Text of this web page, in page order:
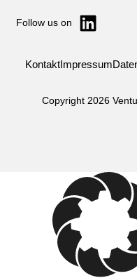
Follow us on
Kontakt Impressum
Copyright 2026